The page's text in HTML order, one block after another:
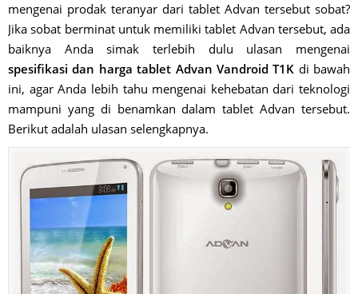
mengenai prodak teranyar dari tablet Advan tersebut sobat?
Jika sobat berminat untuk memiliki tablet Advan tersebut, ada
baiknya Anda simak terlebih dulu ulasan mengenai
spesifikasi dan harga tablet Advan Vandroid T1K di bawah
ini, agar Anda lebih tahu mengenai kehebatan dari teknologi
mampuni yang di benamkan dalam tablet Advan tersebut.
Berikut adalah ulasan selengkapnya.